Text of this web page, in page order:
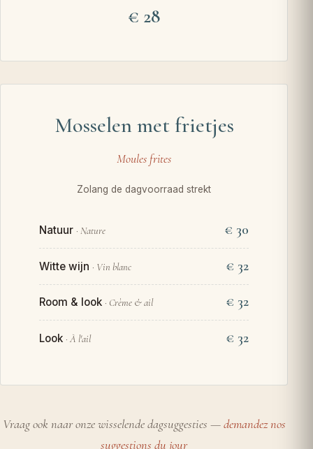
28
Mosselen met frietjes
Moules frites
Zolang de dagvoorraad strekt
Natuur · Nature € 30
Witte wijn · Vin blanc € 32
Room & look · Crème & ail € 32
Look · À l'ail € 32
Vraag ook naar onze wisselende dagsuggesties —demandez nos
suggestions du jour